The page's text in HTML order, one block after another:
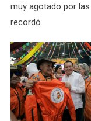
muy agotado por
recordó.